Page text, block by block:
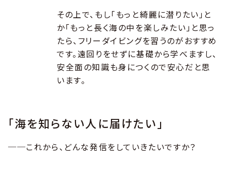
その上で、もし「もっと綺麗に潜りたい」と
か「もっと長く海の中を楽しみたい」と思っ
たら、フリーダイビングを習うのがおすすめ
です。遠回りをせずに基礎から学べますし、
安全面の知識も身につくので安心だと思
います。
「海を知らない人に届けたい」
──これから、どんな発信をしていきたいですか？